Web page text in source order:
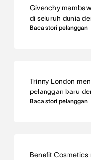
Givenchy
di seluruh dunia
Baca stori pelanggan
Trinny London
pelanggan baru
Baca stori pelanggan
Benefit Cosmetics